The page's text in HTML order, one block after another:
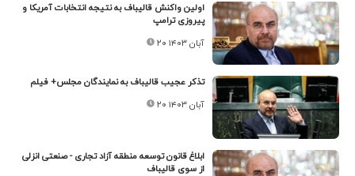
اولین واکنش قالیباف به نتیجه انتخابات آمریکا و
پیروزی ترامپ
۲۰ آبان ۱۴۰۳
تذکر عجیب قالیباف به نمایندگان مجلس+ فیلم
۲۰ آبان ۱۴۰۳
ابلاغ قانون توسعه منطقه آزاد تجاری - صنعتی انزلی
از سوی قالیباف